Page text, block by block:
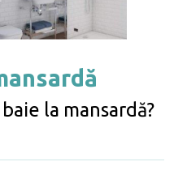
la mansardă?